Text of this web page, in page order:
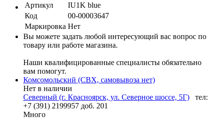
Артикул
IU1K blue
Код
00-00003647
Маркировка Нет
Вы можете задать любой интересующий вас вопрос по
товару или работе магазина.
Наши квалифицированные специалисты обязательно
вам помогут.
Комсомольский (СВХ, самовывоза нет)
Нет в наличии
Северный (г. Красноярск, ул. Северное шоссе, 5Г)
тел:
+7 (391) 2199957 доб. 201
Много